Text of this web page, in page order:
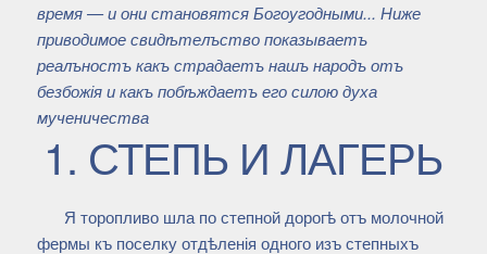
время — и они становятся Богоугодными... Ниже
приводимое свидѣтелъство показываетъ
реалъностъ какъ страдаетъ нашъ народъ отъ
безбожія и какъ побѣждаетъ его силою духа
мученичества
1. СТЕПЬ И ЛАГЕРЬ
Я торопливо шла по степной дорогѣ отъ молочной
фермы къ поселку отдѣленія одного изъ степныхъ